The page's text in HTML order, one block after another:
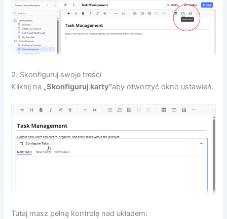
2. Skonfiguruj swoje treści
Kliknij na „Skonfiguruj karty”aby otworzyć okno ustawień.
Tutaj masz pełną kontrolę nad układem: